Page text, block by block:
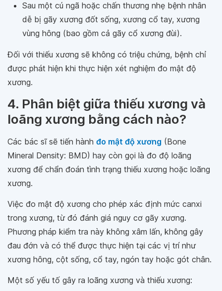
Sau một cú ngã hoặc chấn thương nhẹ bệnh nhân
dễ bị gãy xương đốt sống, xương cổ tay, xương
vùng hông (bao gồm cả gãy cổ xương đùi).
Đối với thiếu xương sẽ không có triệu chứng, bệnh chỉ
được phát hiện khi thực hiện xét nghiệm đo mật độ
xương.
4. Phân biệt giữa thiếu xương và
loãng xương bằng cách nào?
Các bác sĩ sẽ tiến hành đo mật độ xương (Bone
Mineral Density: BMD) hay còn gọi là đo độ loãng
xương để chẩn đoán tình trạng thiếu xương hoặc loãng
xương.
Việc đo mật độ xương cho phép xác định mức canxi
trong xương, từ đó đánh giá nguy cơ gãy xương.
Phương pháp kiểm tra này không xâm lấn, không gây
đau đớn và có thể được thực hiện tại các vị trí như
xương hông, cột sống, cổ tay, ngón tay hoặc gót chân.
Một số yếu tố gây ra loãng xương và thiếu xương: